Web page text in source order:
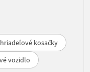
kosačky
vozidlo